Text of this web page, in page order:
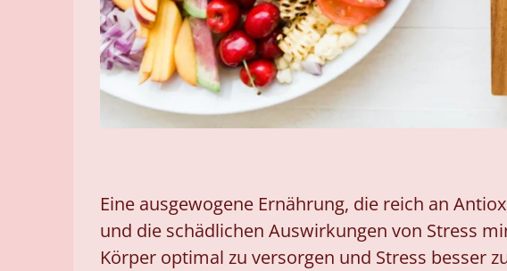
Eine ausgewogene Ernährung, die reich an
und die schädlichen Auswirkungen von Stress
Körper optimal zu versorgen und Stress besser